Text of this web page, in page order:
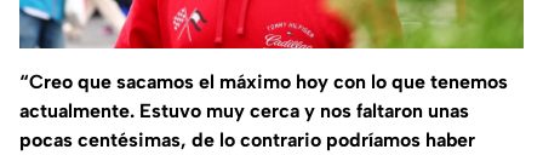
“Creo que sacamos el máximo hoy con lo que tenemos
actualmente. Estuvo muy cerca y nos faltaron unas
pocas centésimas, de lo contrario podríamos haber